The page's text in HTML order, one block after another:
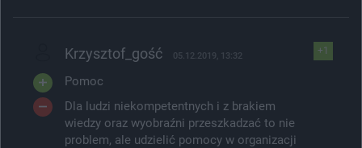
+1
Krzysztof_gość 05.12.2019, 13:32
Pomoc
Dla ludzi niekompetentnych i z brakiem
wiedzy oraz wyobraźni przeszkadzać to nie
problem, ale udzielić pomocy w organizacji